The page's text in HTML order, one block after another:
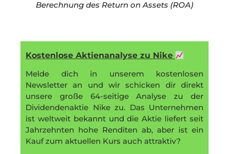
Berechnung des Return on Assets (ROA)
Kostenlose Aktienanalyse zu Nike
Melde dich in unserem kostenlosen
Newsletter an und wir schicken dir direkt
unsere große 64-seitige Analyse zu der
Dividendenaktie Nike zu. Das Unternehmen
ist weltweit bekannt und die Aktie liefert seit
Jahrzehnten hohe Renditen ab, aber ist ein
Kauf zum aktuellen Kurs auch attraktiv?